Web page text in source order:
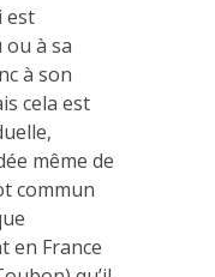
est
à sa
à son
cela est
même de
commun
en France